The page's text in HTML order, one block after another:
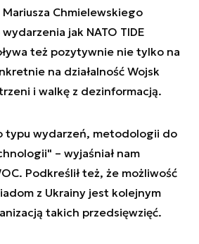
Chmielewskiego
jak NATO TIDE
też pozytywnie nie tylko na
na działalność Wojsk
i walkę z dezinformacją.
typu wydarzeń, metodologii do
– wyjaśniał nam
Podkreślił też, że możliwość
z Ukrainy jest kolejnym
takich przedsięwzięć.